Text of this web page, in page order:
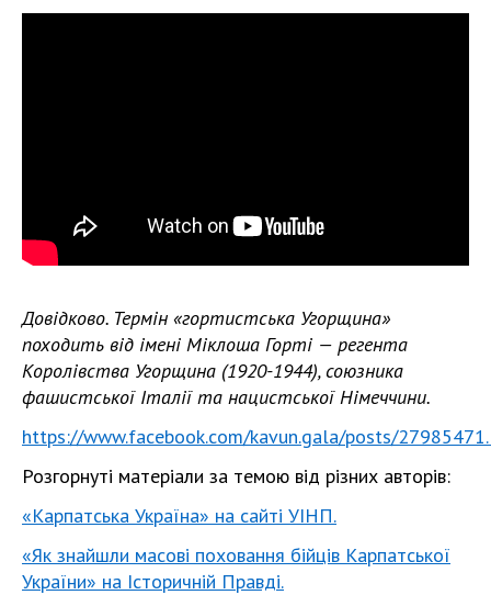
Довідково. Термін «гортистська Угорщина»
походить від імені Міклоша Горті — регента
Королівства Угорщина (1920-1944), союзника
фашистської Італії та нацистської Німеччини.
https://www.facebook.com/kavun.gala/posts/
Розгорнуті матеріали за темою від різних авторів:
«Карпатська Україна» на сайті УІНП.
«Як знайшли масові поховання бійців Карпатської
України» на Історичній Правді.